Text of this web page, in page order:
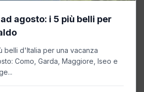
agosto: i 5 più belli per
belli d'Italia per una vacanza
Como, Garda, Maggiore, Iseo e